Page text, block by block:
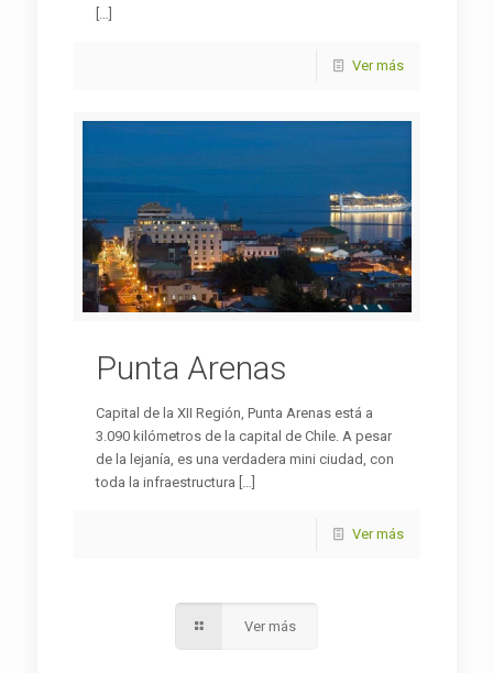
Ver más
Punta Arenas
Capital de la XII Región, Punta Arenas está a
3.090 kilómetros de la capital de Chile. A pesar
de la lejanía, es una verdadera mini ciudad, con
toda la infraestructura […]
Ver más
Ver más